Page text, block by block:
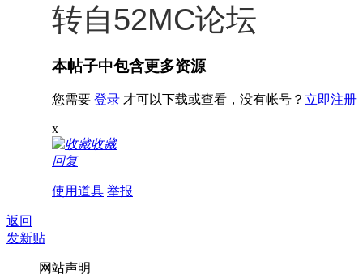
转自52MC论坛
本帖子中包含更多资源
您需要 登录 才可以下载或查看，没有帐号？ 立即注册
x
收藏
回复
使用道具 举报
返回
发新贴
网站声明